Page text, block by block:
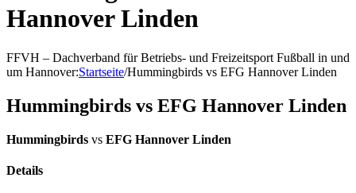
Hannover Linden
FFVH – Dachverband für Betriebs- und Freizeitsport Fußball in und
um Hannover:Startseite/Hummingbirds vs EFG Hannover Linden
Hummingbirds vs EFG Hannover Linden
Hummingbirds vs EFG Hannover Linden
Details